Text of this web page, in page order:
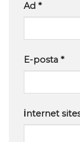
Ad *
E-posta *
İnternet